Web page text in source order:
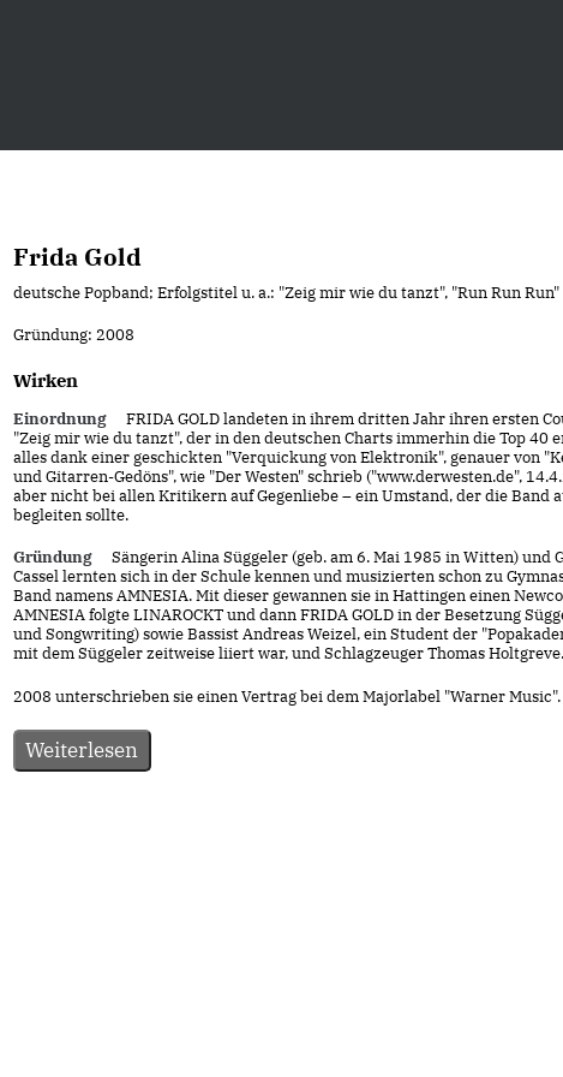
Frida Gold
deutsche Popband; Erfolgstitel u. a.: "Zeig mir wie du tanzt", "Run Run Run"
Gründung: 2008
Wirken
Einordnung
FRIDA GOLD landeten in ihrem dritten Jahr ihren ersten
"Zeig mir wie du tanzt", der in den deutschen Charts immerhin die Top 40
alles dank einer geschickten "Verquickung von Elektronik", genauer von
und Gitarren-Gedöns", wie "Der Westen" schrieb ("www.derwesten.de",
aber nicht bei allen Kritikern auf Gegenliebe – ein Umstand, der die Band
begleiten sollte.
Gründung
Sängerin Alina Süggeler (geb. am 6. Mai 1985 in Witten) und
Cassel lernten sich in der Schule kennen und musizierten schon zu
Band namens AMNESIA. Mit dieser gewannen sie in Hattingen einen
AMNESIA folgte LINAROCKT und dann FRIDA GOLD in der Besetzung
und Songwriting) sowie Bassist Andreas Weizel, ein Student der
mit dem Süggeler zeitweise liiert war, und Schlagzeuger Thomas Holtgreve.
2008 unterschrieben sie einen Vertrag bei dem Majorlabel "Warner Music".
Weiterlesen